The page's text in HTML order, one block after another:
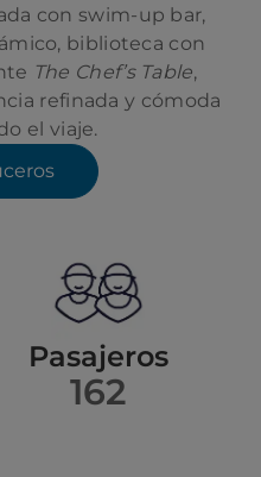
con swim-up bar,
biblioteca con
The Chef’s Table,
refinada y cómoda
el viaje.
Pasajeros
162